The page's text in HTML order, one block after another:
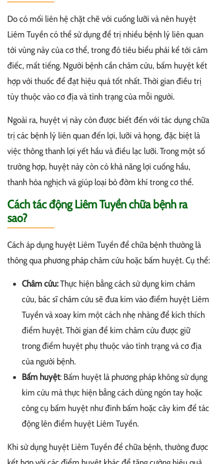
Do có mối liên hệ chặt chẽ với cuống lưỡi và nên huyệt
Liêm Tuyền có thể sử dụng để trị nhiều bệnh lý liên quan
tới vùng này của cơ thể, trong đó tiêu biểu phải kể tới câm
điếc, mất tiếng. Người bệnh cần châm cứu, bấm huyệt kết
hợp với thuốc để đạt hiệu quả tốt nhất. Thời gian điều trị
tùy thuộc vào cơ địa và tình trạng của mỗi người.
Ngoài ra, huyệt vị này còn được biết đến với tác dụng chữa
trị các bệnh lý liên quan đến lợi, lưỡi và họng, đặc biệt là
việc thông thanh lợi yết hầu và điều lạc lưỡi. Trong một số
trường hợp, huyệt này còn có khả năng lợi cuống hầu,
thanh hỏa nghịch và giúp loại bỏ đờm khí trong cơ thể.
Cách tác động Liêm Tuyền chữa bệnh ra
sao?
Cách áp dụng huyệt Liêm Tuyền để chữa bệnh thường là
thông qua phương pháp châm cứu hoặc bấm huyệt. Cụ thể:
Châm cứu:Thực hiện bằng cách sử dụng kim châm
cứu, bác sĩ châm cứu sẽ đưa kim vào điểm huyệt Liêm
Tuyền và xoay kim một cách nhẹ nhàng để kích thích
điểm huyệt. Thời gian để kim châm cứu được giữ
trong điểm huyệt phụ thuộc vào tình trạng và cơ địa
của người bệnh.
Bấm huyệt: Bấm huyệt là phương pháp không sử dụng
kim cứu mà thực hiện bằng cách dùng ngón tay hoặc
công cụ bấm huyệt như đinh bấm hoặc cây kim để tác
động lên điểm huyệt Liêm Tuyền.
Khi sử dụng huyệt Liêm Tuyền để chữa bệnh, thường được